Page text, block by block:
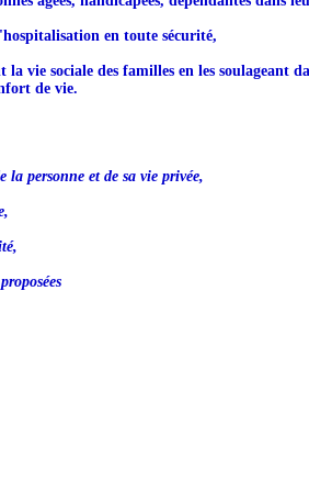
en toute sécurité,
la vie sociale des familles en les soulageant
de vie.
la personne et de sa vie privée,